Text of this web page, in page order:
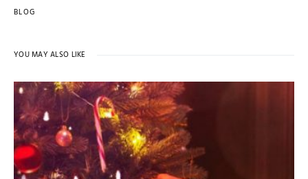
BLOG
YOU MAY ALSO LIKE